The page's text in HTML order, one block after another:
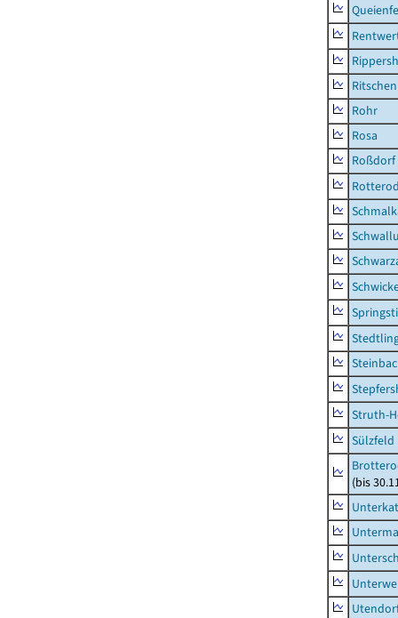
Rohr
Rosa
Roßdorf
Struth-
Sülzfeld
(bis